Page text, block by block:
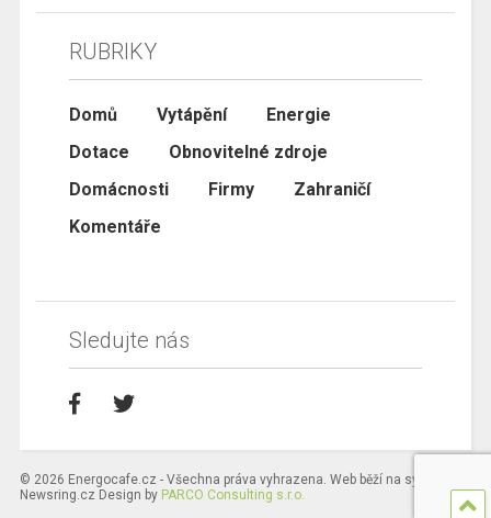
RUBRIKY
Domů Vytápění
Energie
Dotace
Obnovitelné zdroje
Domácnosti
Firmy
Zahraničí
Komentáře
Sledujte nás
© 2026 Energocafe.cz - Všechna práva vyhrazena. Web běží na systému
Newsring.cz Design by PARCO Consulting s.r.o.